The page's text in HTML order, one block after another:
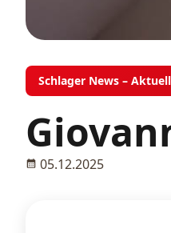
Schlager News –
05.12.2025